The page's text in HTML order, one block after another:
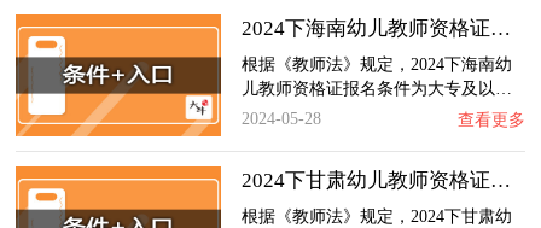
2024下海南幼儿教师资格证报名条件+官网入口…
根据《教师法》规定，2024下海南幼
儿教师资格证报名条件为大专及以…
2024-05-28
查看更多
2024下甘肃幼儿教师资格证报名条件+官网入口…
根据《教师法》规定，2024下甘肃幼